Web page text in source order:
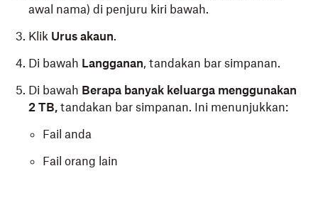
awal nama) di penjuru kiri bawah.
Klik Urus akaun.
Di bawah Langganan, tandakan bar simpanan.
Di bawah Berapa banyak keluarga menggunakan
2 TB, tandakan bar simpanan. Ini menunjukkan:
Fail anda
Fail orang lain